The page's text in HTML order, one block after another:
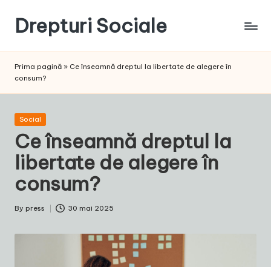
content
Drepturi Sociale
Sociale:
Schimbarea
Noastră!
Prima pagină » Ce înseamnă dreptul la libertate de alegere în
consum?
Posted
Social
Ce înseamnă dreptul la
libertate de alegere în
consum?
Posted
By press 30 mai 2025